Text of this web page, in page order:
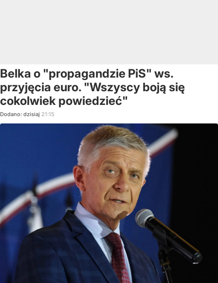
Belka o "propagandzie PiS" ws.
przyjęcia euro. "Wszyscy boją się
cokolwiek powiedzieć"
Dodano: dzisiaj 21:15